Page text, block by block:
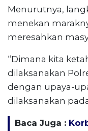
Menurutnya,
menekan
meresahkan
“Dimana kita
dilaksanakan
dengan upaya-
dilaksanakan
Baca Juga :